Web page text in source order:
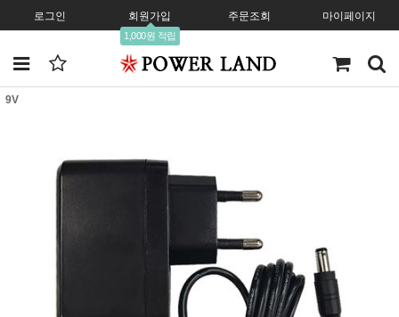
로그인 회원가입
1,000원 적립
주문조회 마이페이지
9V